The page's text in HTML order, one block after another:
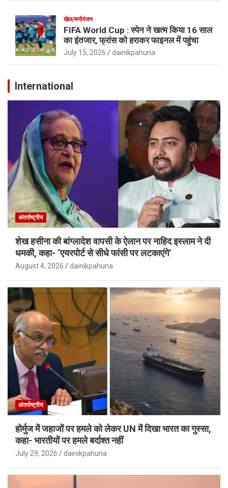
खेल/मनोरंजन
FIFA World Cup : स्पेन ने खत्म किया 16 साल
का इंतजार, फ्रांस को हराकर फाइनल में पहुंचा
July 15, 2026 dainikpahuna
International
अंतर्राष्ट्रीय
शेख हसीना की बांग्लादेश वापसी के ऐलान पर नाहिद इस्लाम ने दी
धमकी, कहा- ‘एयरपोर्ट से सीधे फांसी पर लटकाएंगे’
August 4, 2026 dainikpahuna
अंतर्राष्ट्रीय
होर्मुज में जहाजों पर हमले को लेकर UN में दिखा भारत का गुस्सा,
कहा- भारतीयों पर हमले बर्दाश्त नहीं
July 29, 2026 dainikpahuna